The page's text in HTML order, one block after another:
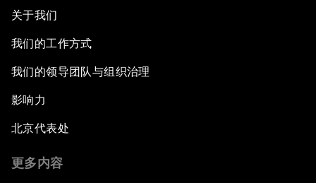
关于我们
我们的工作方式
我们的领导团队与组织治理
影响力
北京代表处
更多内容